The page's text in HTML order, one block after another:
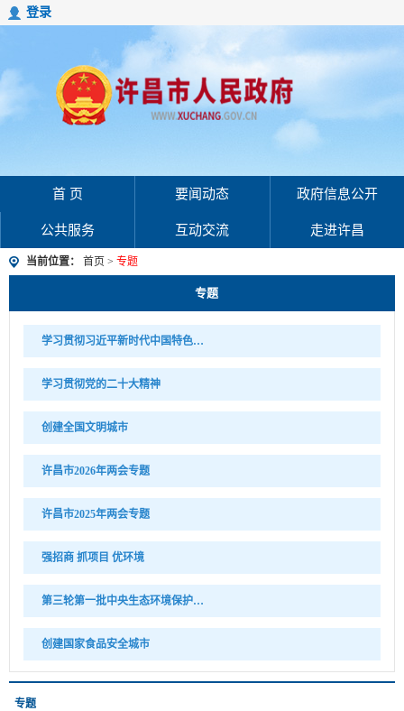
登录
首 页 要闻动态 政府信息公开
公共服务 互动交流 走进许昌
当前位置： 首页 > 专题
专题
学习贯彻习近平新时代中国特色社会主义思想
学习贯彻党的二十大精神
创建全国文明城市
许昌市2026年两会专题
许昌市2025年两会专题
强招商 抓项目 优环境
第三轮第一批中央生态环境保护督察
创建国家食品安全城市
专题